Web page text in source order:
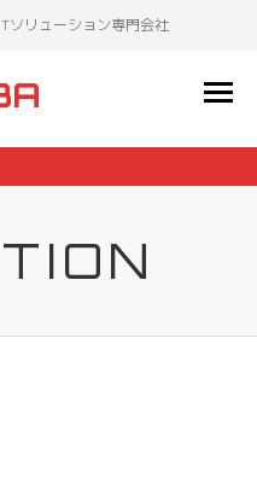
ソリューション専門会社